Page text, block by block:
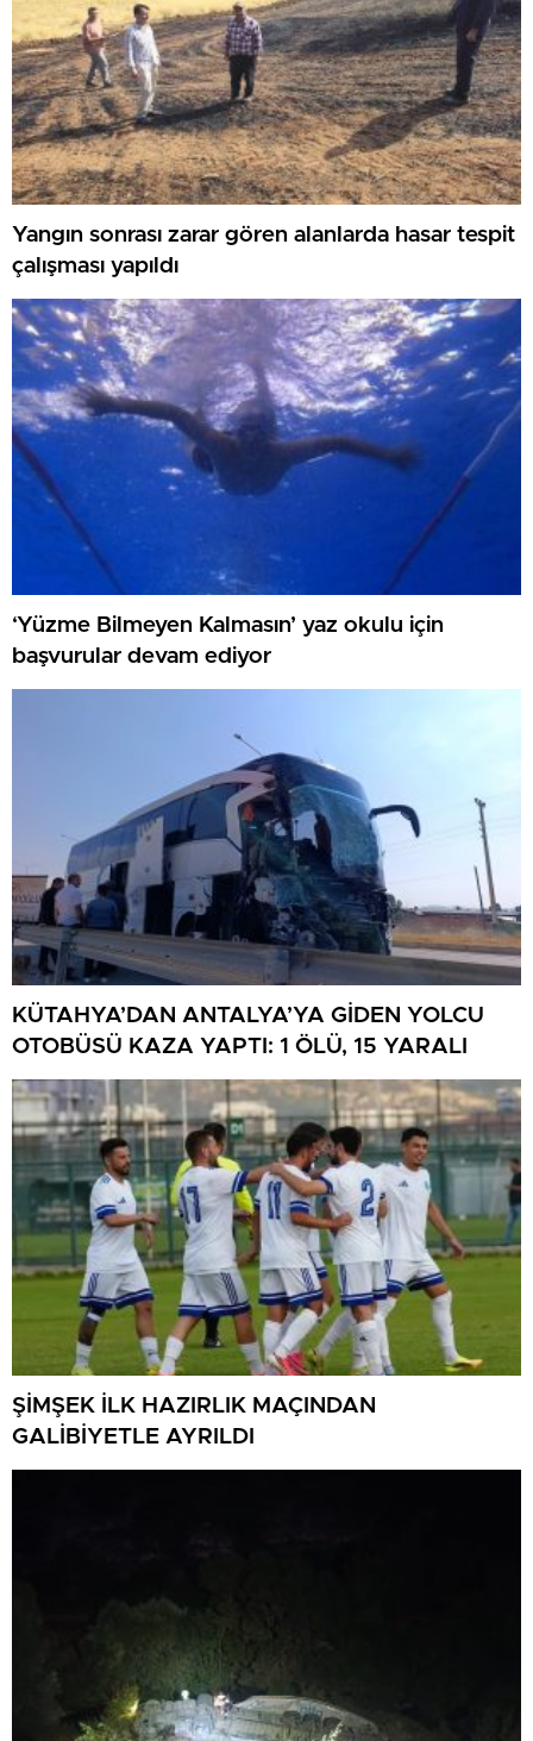
Yangın sonrası zarar gören alanlarda hasar tespit
çalışması yapıldı
‘Yüzme Bilmeyen Kalmasın’ yaz okulu için
başvurular devam ediyor
KÜTAHYA’DAN ANTALYA’YA GİDEN YOLCU
OTOBÜSÜ KAZA YAPTI: 1 ÖLÜ, 15 YARALI
ŞİMŞEK İLK HAZIRLIK MAÇINDAN
GALİBİYETLE AYRILDI